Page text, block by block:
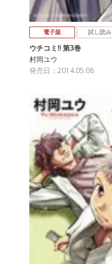
電子版 試し読み
ウチコミ!! 第3巻
村岡ユウ
発売日：2014.05.08